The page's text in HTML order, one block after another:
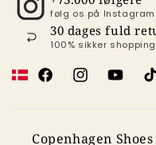
følg os på
30 dages fuld
100% sikker
FacebookInstagramYouTube
Copenhagen Shoes